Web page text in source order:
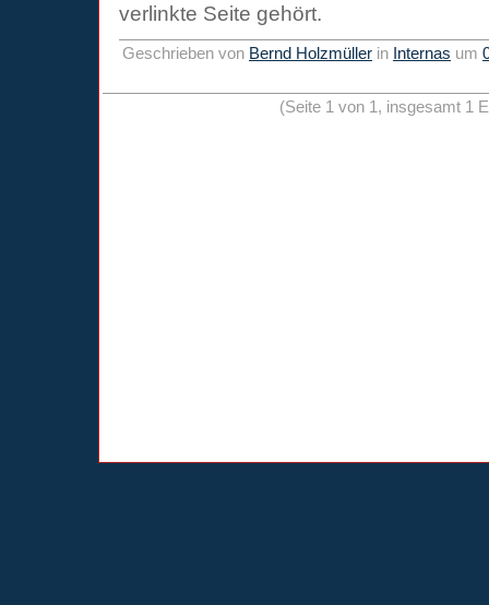
verlinkte Seite gehört.
Geschrieben von Bernd Holzmüller in Internas um
(Seite 1 von 1, insgesamt 1